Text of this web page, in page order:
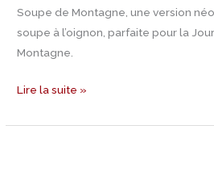
Soupe de Montagne, une version
soupe à l’oignon, parfaite pour la
Montagne.
de
la
montagne
Lire la suite »